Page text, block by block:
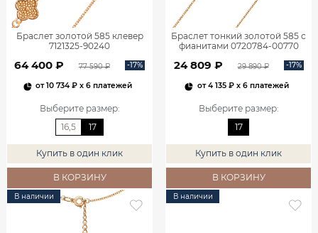
Браслет золотой 585 клевер
7121325-90240
64 400 ₽ 77 590 ₽ -17%
от10 734 ₽ x 6 платежей
Выберите размер:
16,5
17
Купить в один клик
В КОРЗИНУ
Браслет тонкий золотой 585 с
фианитами 0720784-00770
24 809 ₽ 29 890 ₽ -17%
от4 135 ₽x 6 платежей
Выберите размер:
17
Купить в один клик
В КОРЗИНУ
В наличии В наличии